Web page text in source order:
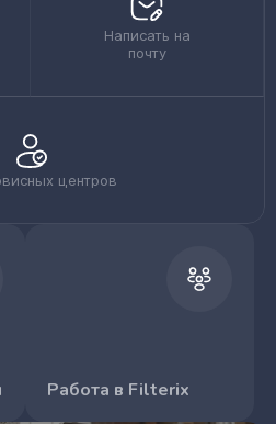
Написать на
почту
центров
Работа в Filterix